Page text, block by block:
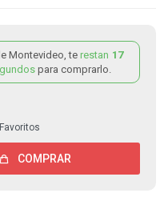
Montevideo, te restan 17
para comprarlo.
COMPRAR